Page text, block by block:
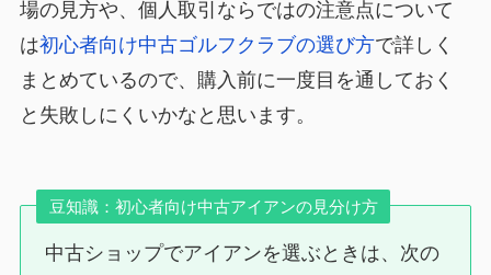
場の見方や、個人取引ならではの注意点について
は初心者向け中古ゴルフクラブの選び方で詳しく
まとめているので、購入前に一度目を通しておく
と失敗しにくいかなと思います。
豆知識：初心者向け中古アイアンの見分け方
中古ショップでアイアンを選ぶときは、次の